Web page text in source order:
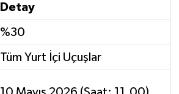
Detay
%30
Tüm Yurt İçi Uçuşlar